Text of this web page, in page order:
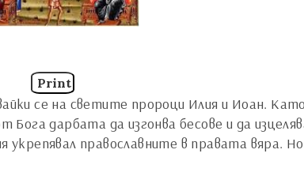
Print
се на светите пророци Илия и Иоан.
дарбата да изгонва бесове и да
православните в правата вяра.